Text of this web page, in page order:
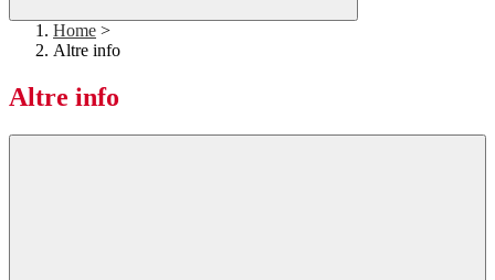
Home >
Altre info
Altre info